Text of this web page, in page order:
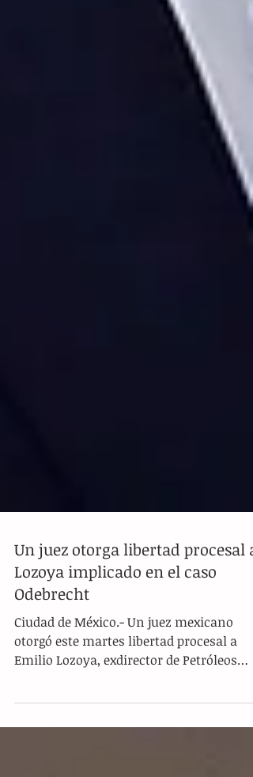
Un juez otorga libertad procesal a
Lozoya implicado en el caso
Odebrecht
Ciudad de México.- Un juez mexicano
otorgó este martes libertad procesal a
Mexicanos (Pemex) y...